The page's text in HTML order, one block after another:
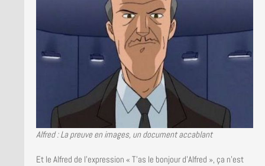
Alfred : La preuve en images, un document accablant
Et le Alfred de l’expression « T’as le bonjour d’Alfred », ça n’est